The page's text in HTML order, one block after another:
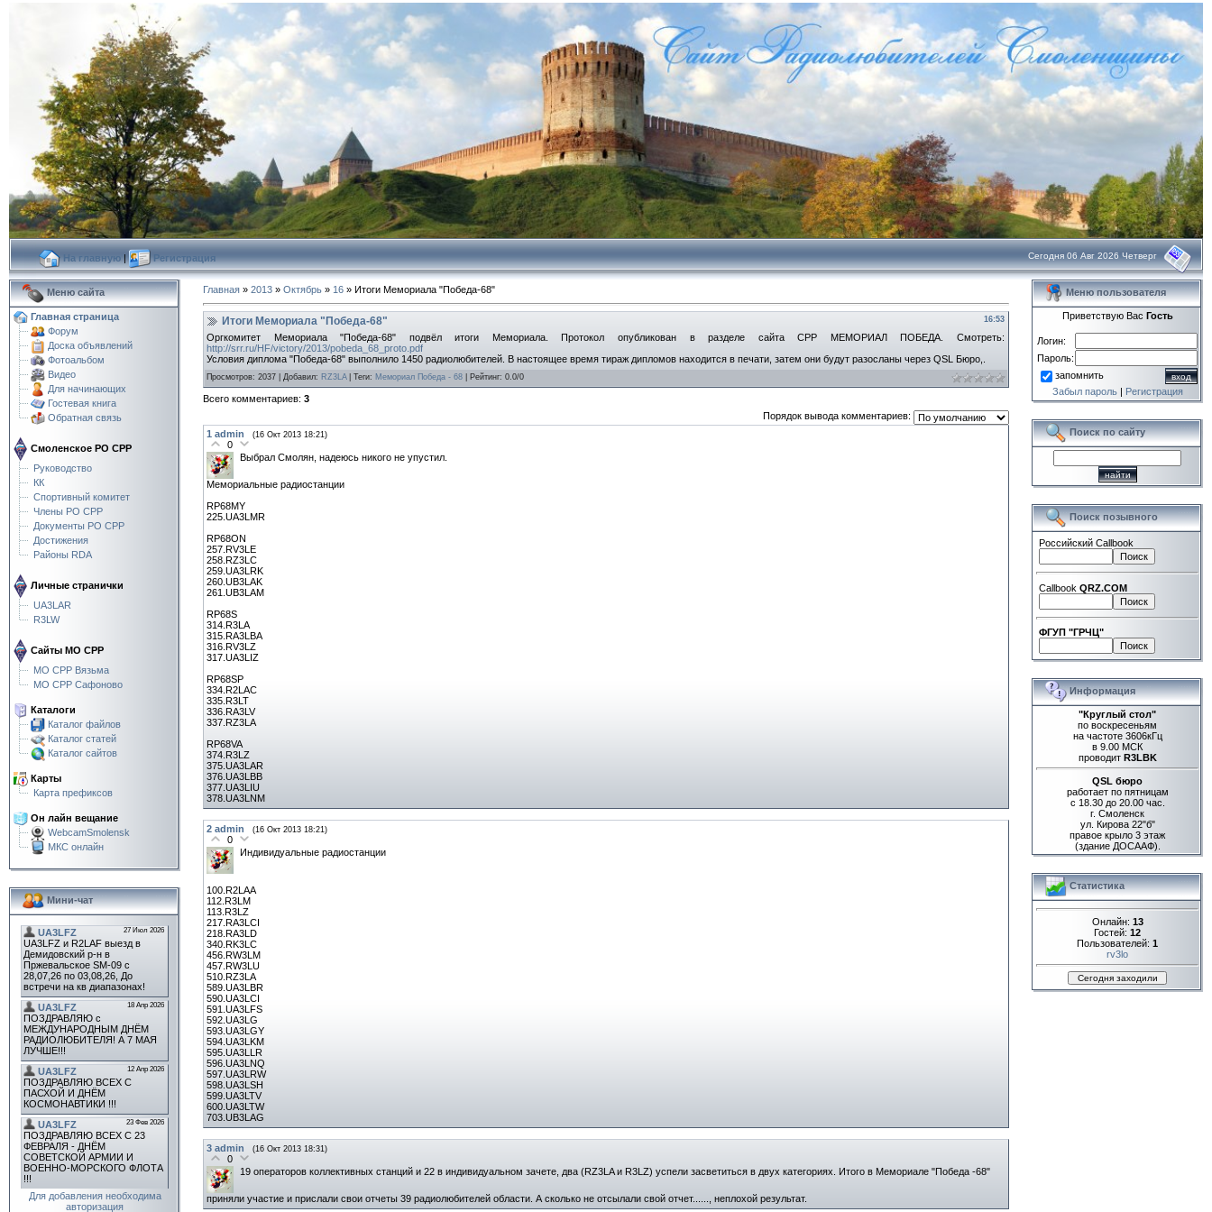
На главную| Регистрация Сегодня 06 Авг 2026 Четверг
Меню сайта
Главная страница
Форум
Доска объявлений
Фотоальбом
Видео
Для начинающих
Гостевая книга
Обратная связь
Смоленское РО СРР
Руководство
КК
Спортивный комитет
Члены РО СРР
Документы РО СРР
Достижения
Районы RDA
Личные странички
UA3LAR
R3LW
Сайты МО СРР
МО СРР Вязьма
МО СРР Сафоново
Каталоги
Каталог файлов
Каталог статей
Каталог сайтов
Карты
Карта префиксов
Он лайн вещание
WebcamSmolensk
МКС онлайн
Мини-чат
Для добавления необходима
авторизация
Главная » 2013 » Октябрь » 16 » Итоги Мемориала "Победа-68"
16:53
Итоги Мемориала "Победа-68"
Оргкомитет Мемориала "Победа-68" подвёл итоги Мемориала. Протокол опубликован в разделе сайта СРР МЕМОРИАЛ ПОБЕДА. Смотреть:
http://srr.ru/HF/victory/2013/pobeda_68_proto.pdf
Условия диплома "Победа-68" выполнило 1450 радиолюбителей. В настоящее время тираж дипломов находится в печати, затем они будут разосланы через QSL Бюро,.
Просмотров: 2037 Добавил: RZ3LA Теги: Мемориал Победа - 68 Рейтинг: 0.0/0
Всего комментариев: 3
Порядок вывода комментариев:
1 admin (16 Окт 2013 18:21)
0
Выбрал Смолян, надеюсь никого не упустил.
Мемориальные радиостанции
RP68MY
225.UA3LMR
RP68ON
257.RV3LE
258.RZ3LC
259.UA3LRK
260.UB3LAK
261.UB3LAM
RP68S
314.R3LA
315.RA3LBA
316.RV3LZ
317.UA3LIZ
RP68SP
334.R2LAC
335.R3LT
336.RA3LV
337.RZ3LA
RP68VA
374.R3LZ
375.UA3LAR
376.UA3LBB
377.UA3LIU
378.UA3LNM
2 admin (16 Окт 2013 18:21)
0
Индивидуальные радиостанции
100.R2LAA
112.R3LM
113.R3LZ
217.RA3LCI
218.RA3LD
340.RK3LC
456.RW3LM
457.RW3LU
510.RZ3LA
589.UA3LBR
590.UA3LCI
591.UA3LFS
592.UA3LG
593.UA3LGY
594.UA3LKM
595.UA3LLR
596.UA3LNQ
597.UA3LRW
598.UA3LSH
599.UA3LTV
600.UA3LTW
703.UB3LAG
3 admin (16 Окт 2013 18:31)
0
19 операторов коллективных станций и 22 в индивидуальном зачете, два (RZ3LA и R3LZ) успели засветиться в двух категориях. Итого в Мемориале "Победа -68"
приняли участие и прислали свои отчеты 39 радиолюбителей области. А сколько не отсылали свой отчет......, неплохой результат.
Меню пользователя
Приветствую Вас Гость
Логин:
Пароль:
запомнить
Забыл пароль| Регистрация
Поиск по сайту
Поиск позывного
Российский Callbook
Callbook QRZ.COM
ФГУП "ГРЧЦ"
Информация
"Круглый стол"
по воскресеньям
на частоте 3606кГц
в 9.00 МСК
проводит R3LBK
QSL бюро
работает по пятницам
с 18.30 до 20.00 час.
г. Смоленск
ул. Кирова 22"б"
правое крыло 3 этаж
(здание ДОСААФ).
Статистика
Онлайн: 13
Гостей: 12
Пользователей: 1
rv3lo